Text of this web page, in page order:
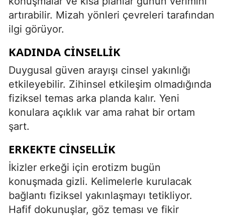
artırabilir. Mizah yönleri çevreleri tarafından
ilgi görüyor.
KADINDA CINSELLIK
Duygusal güven arayışı cinsel yakınlığı
etkileyebilir. Zihinsel etkileşim olmadığında
fiziksel temas arka planda kalır. Yeni
konulara açıklık var ama rahat bir ortam
şart.
ERKEKTE CINSELLIK
İkizler erkeği için erotizm bugün
konuşmada gizli. Kelimelerle kurulacak
bağlantı fiziksel yakınlaşmayı tetikliyor.
Hafif dokunuşlar, göz teması ve fikir